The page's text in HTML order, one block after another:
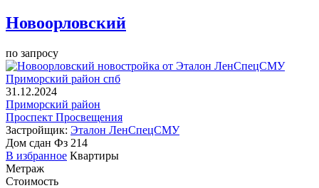
Новоорловский
по запросу
31.12.2024
Приморский район
Проспект Просвещения
Застройщик: Эталон ЛенСпецСМУ
Дом сдан Фз 214
В избранное Квартиры
Метраж
Стоимость